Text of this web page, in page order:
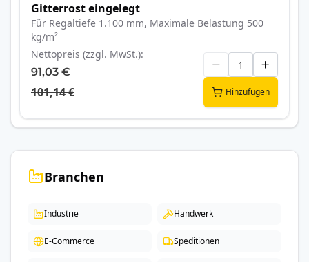
Gitterrost eingelegt
Für Regaltiefe 1.100 mm, Maximale Belastung 500
kg/m²
Nettopreis (zzgl. MwSt.)
91,03 €
101,14 € Hinzufügen
Branchen
Industrie Handwerk
E-Commerce Speditionen